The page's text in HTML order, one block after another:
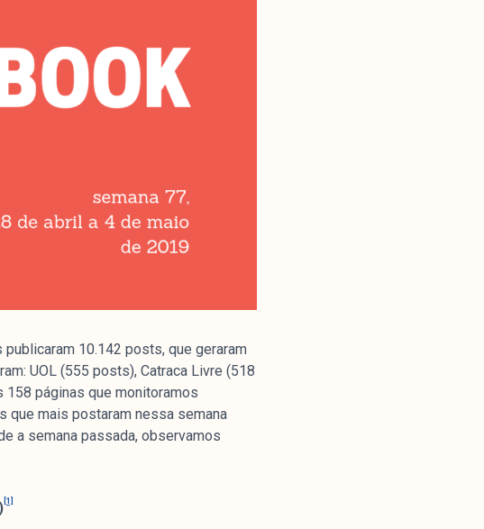
10.142 posts, que geraram
UOL (555 posts), Catraca Livre (518
páginas que monitoramos
que mais postaram nessa semana
a semana passada, observamos
[1]